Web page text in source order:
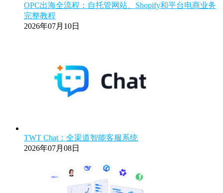
OPC出海全流程：自托管网站、Shopify和平台电商业务
完整教程
2026年07月10日
TWT Chat：全渠道智能客服系统
2026年07月08日